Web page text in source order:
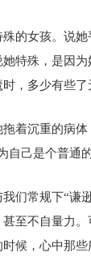
的女孩。说
特殊，是因
，多少有些了
着沉重的病
自己是个普通
们常规下“谦
至不自量力
候，心中那